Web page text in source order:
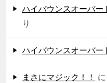
ハイバウンスオーバー
り
ハイバウンスオーバー
まさにマジック！！ に